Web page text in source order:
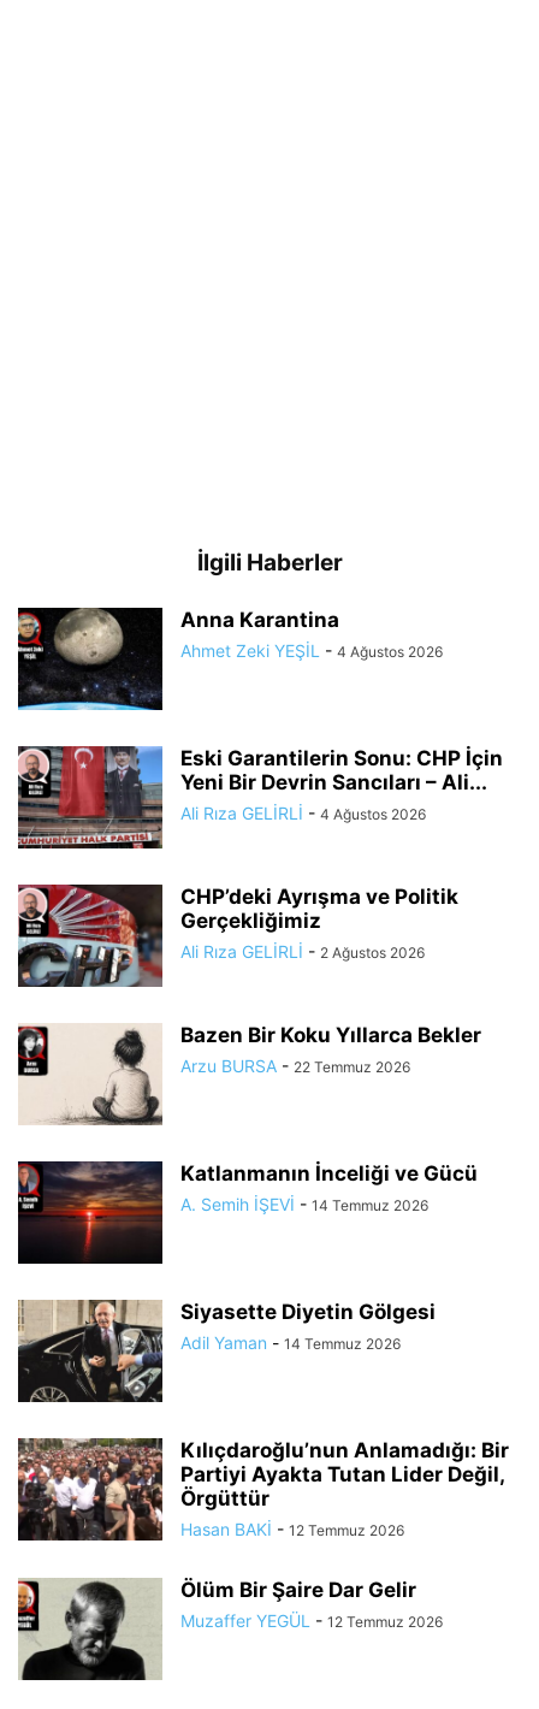
İlgili Haberler
Anna Karantina
Ahmet Zeki YEŞİL - 4 Ağustos 2026
Eski Garantilerin Sonu: CHP İçin
Yeni Bir Devrin Sancıları – Ali...
Ali Rıza GELİRLİ - 4 Ağustos 2026
CHP’deki Ayrışma ve Politik
Gerçekliğimiz
Ali Rıza GELİRLİ - 2 Ağustos 2026
Bazen Bir Koku Yıllarca Bekler
Arzu BURSA - 22 Temmuz 2026
Katlanmanın İnceliği ve Gücü
A. Semih İŞEVİ - 14 Temmuz 2026
Siyasette Diyetin Gölgesi
Adil Yaman - 14 Temmuz 2026
Kılıçdaroğlu’nun Anlamadığı: Bir
Partiyi Ayakta Tutan Lider Değil,
Örgüttür
Hasan BAKİ - 12 Temmuz 2026
Ölüm Bir Şaire Dar Gelir
Muzaffer YEGÜL - 12 Temmuz 2026